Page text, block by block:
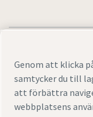
Legal & Privacy
Sitemap
Genom att klicka
samtycker du till
att förbättra
webbplatsens